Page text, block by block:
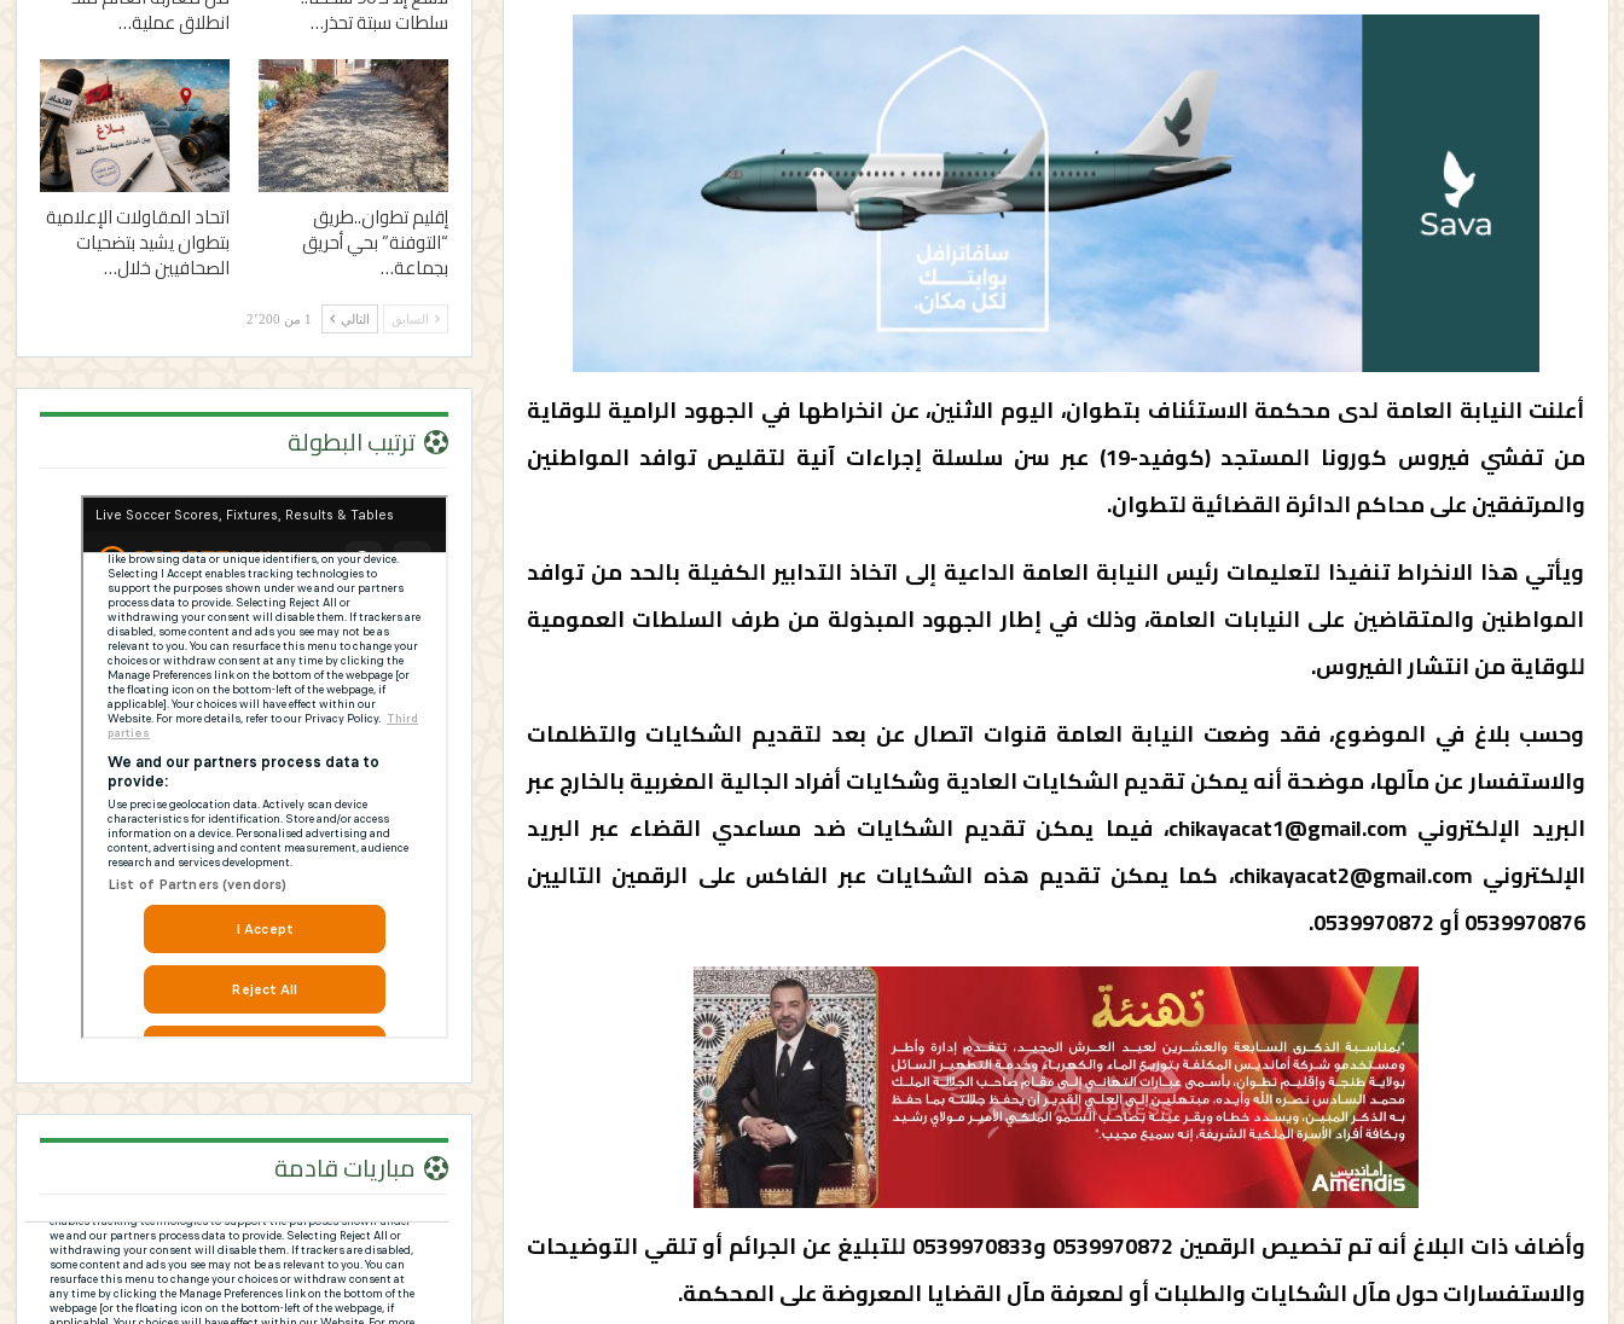
أعلنت النيابة العامة لدى محكمة الاستئناف بتطوان، اليوم الاثنين، عن انخراطها في الجهود الرامية للوقاية
من تفشي فيروس كورونا المستجد (كوفيد-19) عبر سن سلسلة إجراءات آنية لتقليص توافد المواطنين
والمرتفقين على محاكم الدائرة القضائية لتطوان.
ويأتي هذا الانخراط تنفيذا لتعليمات رئيس النيابة العامة الداعية إلى اتخاذ التدابير الكفيلة بالحد من توافد
المواطنين والمتقاضين على النيابات العامة، وذلك في إطار الجهود المبذولة من طرف السلطات العمومية
للوقاية من انتشار الفيروس.
وحسب بلاغ في الموضوع، فقد وضعت النيابة العامة قنوات اتصال عن بعد لتقديم الشكايات والتظلمات
والاستفسار عن مآلها، موضحة أنه يمكن تقديم الشكايات العادية وشكايات أفراد الجالية المغربية بالخارج عبر
البريد الإلكتروني chikayacat1@gmail.com، فيما يمكن تقديم الشكايات ضد مساعدي القضاء عبر البريد
الإلكترونيchikayacat2@gmail.com، كما يمكن تقديم هذه الشكايات عبر الفاكس على الرقمين التاليين
0539970876 أو 0539970872.
وأضاف ذات البلاغ أنه تم تخصيص الرقمين 0539970872 و0539970833 للتبليغ عن الجرائم أو تلقي التوضيحات
والاستفسارات حول مآل الشكايات والطلبات أو لمعرفة مآل القضايا المعروضة على المحكمة.
سلطات سبتة تحذر… انطلاق عملية…
إقليم تطوان..طريق
“التوفنة” بحي أحريق
بجماعة…
اتحاد المقاولات الإعلامية
بتطوان يشيد بتضحيات
الصحافيين خلال…
السابق التالي 1 من 2٬200
ترتيب البطولة
مباريات قادمة